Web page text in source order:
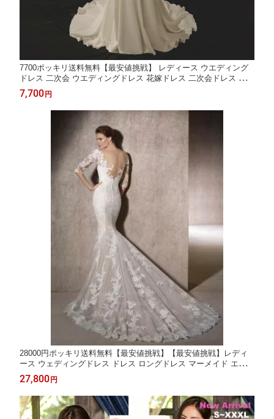
7700ポッキリ送料無料【最安値挑戦】 レディース ウエディング
ドレス 二次会 ウエディングドレス 花嫁ドレス 二次会ドレス 花嫁
ドレス オフショルダー オフショル ウエディングドレス 前撮り
7,700 円
28000円ポッキリ送料無料【最安値挑戦】【最安値挑戦】レディ
ース ウェディングドレス ドレス ロングドレス マーメイド エレガ
ント 花嫁ドレス パーディードレス レース フォーマル 結婚式 披
露宴 二次会 パーティー 演奏会
27,800 円